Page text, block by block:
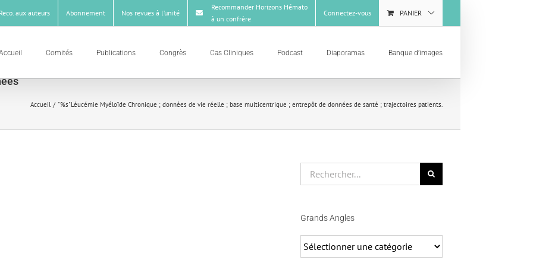
aux auteurs Abonnement Nos revues à l’unité
Recommander Horizons Hémato
à un confrère
Connectez-vous PANIER
Comités Publications Congrès Cas Cliniques Podcast Diaporamas Banque d’images
Accueil "%s"Léucémie Myéloïde Chronique ; données de vie réelle ; base multicentrique ; entrepôt de données de santé ; trajectoires patients.
Grands Angles
Angles